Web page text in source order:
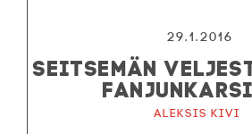
29.1.2016
SEITSEMÄN
Aleksis Kivi